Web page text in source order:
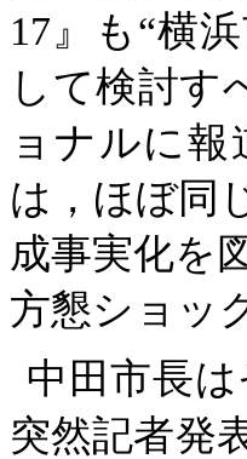
17』も“横
して検討
ョナルに報
は，ほぼ同
成事実化を
方懇ショッ
中田市長は
突然記者発